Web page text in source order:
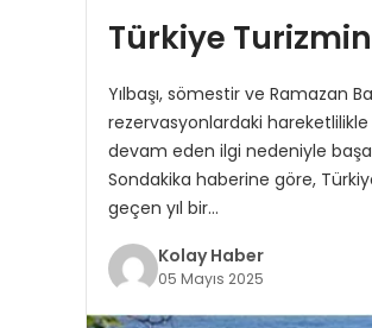
Türkiye
Yılbaşı, sömestir ve Ramazan
rezervasyonlardaki hareketlilikle
devam eden ilgi nedeniyle
Sondakika haberine göre,
geçen yıl bir…
Kolay Haber
05 Mayıs 2025